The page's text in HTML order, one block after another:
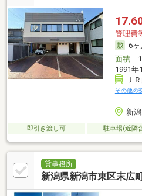
管理費
6ヶ
面積
1991年
Ｊ
その他の
新
即引き渡し可 駐車場(近隣
貸事務所
新潟県新潟市東区末広